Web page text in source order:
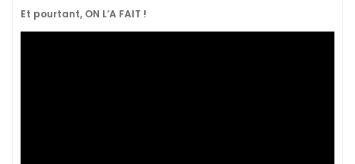
Et pourtant, ON L’A FAIT !